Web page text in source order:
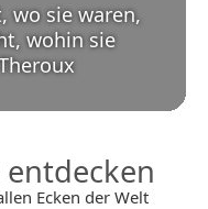
wo sie waren,
wohin sie
Ecken der Welt